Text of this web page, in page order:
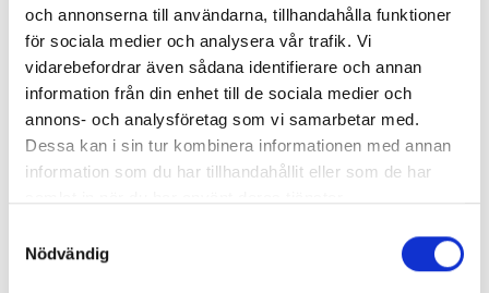
och annonserna till användarna, tillhandahålla funktioner
för sociala medier och analysera vår trafik. Vi
vidarebefordrar även sådana identifierare och annan
information från din enhet till de sociala medier och
annons- och analysföretag som vi samarbetar med.
Dessa kan i sin tur kombinera informationen med annan
information som du har tillhandahållit eller som de har
Nödvändig
Foto: Fredrik Jalhed